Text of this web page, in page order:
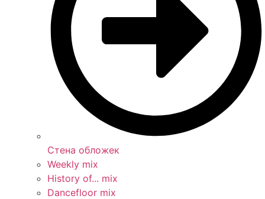
Стена обложек
Weekly mix
History of... mix
Dancefloor mix